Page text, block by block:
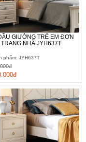
GIƯỜNG TRẺ EM ĐƠN
TRANG NHÃ JYH637T
phẩm: JYH637T